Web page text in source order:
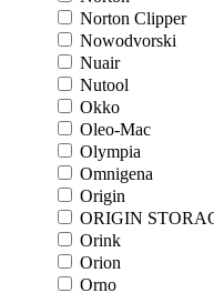
Norton Clipper
Nowodvorski
Nuair
Nutool
Okko
Oleo-Mac
Olympia
Omnigena
Origin
ORIGIN
Orink
Orion
Orno